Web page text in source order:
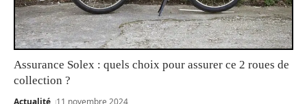
Assurance Solex : quels choix pour assurer ce 2 roues de
collection ?
Actualité 11 novembre 2024